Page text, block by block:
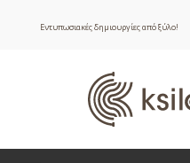
Εντυπωσιακές δημιουργίες από ξύλο!